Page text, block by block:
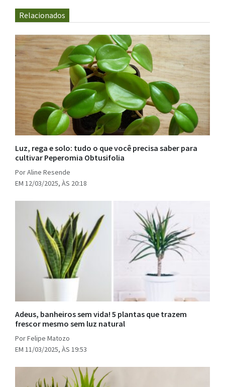
Relacionados
Luz, rega e solo: tudo o que você precisa saber para
cultivar Peperomia Obtusifolia
Por Aline Resende
EM 12/03/2025, ÀS 20:18
Adeus, banheiros sem vida! 5 plantas que trazem
frescor mesmo sem luz natural
Por Felipe Matozo
EM 11/03/2025, ÀS 19:53